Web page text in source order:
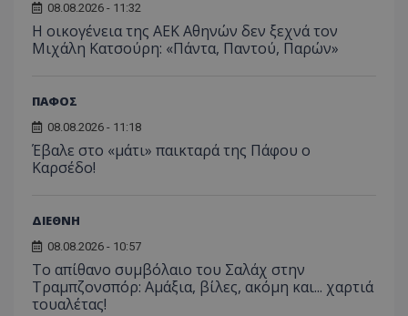
08.08.2026 - 11:32
Η οικογένεια της ΑΕΚ Αθηνών δεν ξεχνά τον
Μιχάλη Κατσούρη: «Πάντα, Παντού, Παρών»
ΠΑΦΟΣ
08.08.2026 - 11:18
Έβαλε στο «μάτι» παικταρά της Πάφου ο
Καρσέδο!
ΔΙΕΘΝΗ
08.08.2026 - 10:57
Το απίθανο συμβόλαιο του Σαλάχ στην
Τραμπζονσπόρ: Αμάξια, βίλες, ακόμη και... χαρτιά
τουαλέτας!